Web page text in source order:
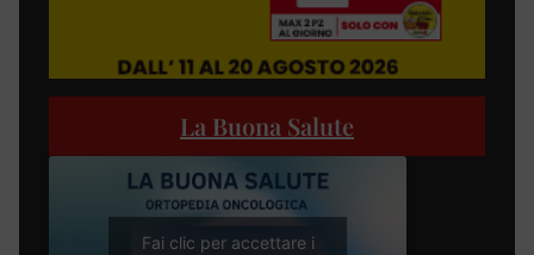
La Buona Salute
Fai clic per accettare i